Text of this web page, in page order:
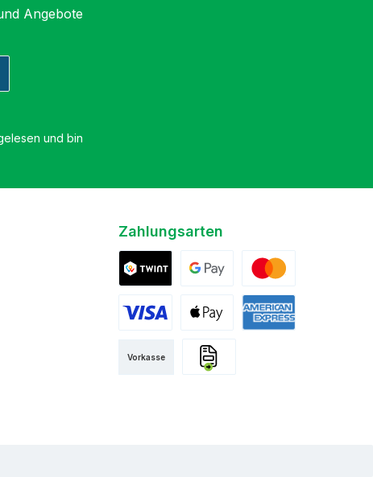
Angebote
und bin
Zahlungsarten
Google PayMastercard
Vorkasse